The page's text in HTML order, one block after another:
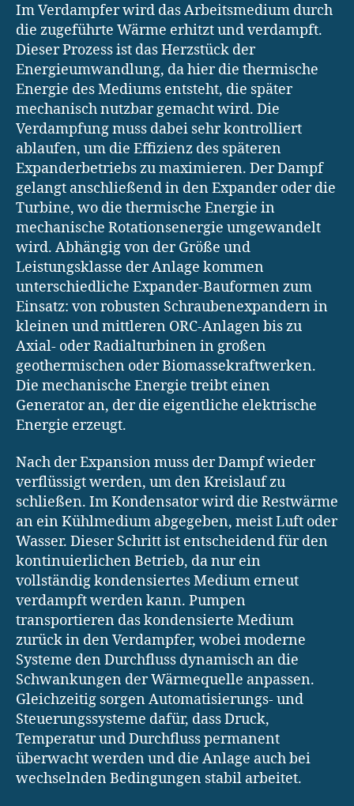
Im Verdampfer wird das Arbeitsmedium durch
die zugeführte Wärme erhitzt und verdampft.
Dieser Prozess ist das Herzstück der
Energieumwandlung, da hier die thermische
Energie des Mediums entsteht, die später
mechanisch nutzbar gemacht wird. Die
Verdampfung muss dabei sehr kontrolliert
ablaufen, um die Effizienz des späteren
Expanderbetriebs zu maximieren. Der Dampf
gelangt anschließend in den Expander oder die
Turbine, wo die thermische Energie in
mechanische Rotationsenergie umgewandelt
wird. Abhängig von der Größe und
Leistungsklasse der Anlage kommen
unterschiedliche Expander-Bauformen zum
Einsatz: von robusten Schraubenexpandern in
kleinen und mittleren ORC-Anlagen bis zu
Axial- oder Radialturbinen in großen
geothermischen oder Biomassekraftwerken.
Die mechanische Energie treibt einen
Generator an, der die eigentliche elektrische
Energie erzeugt.
Nach der Expansion muss der Dampf wieder
verflüssigt werden, um den Kreislauf zu
schließen. Im Kondensator wird die Restwärme
an ein Kühlmedium abgegeben, meist Luft oder
Wasser. Dieser Schritt ist entscheidend für den
kontinuierlichen Betrieb, da nur ein
vollständig kondensiertes Medium erneut
verdampft werden kann. Pumpen
transportieren das kondensierte Medium
zurück in den Verdampfer, wobei moderne
Systeme den Durchfluss dynamisch an die
Schwankungen der Wärmequelle anpassen.
Gleichzeitig sorgen Automatisierungs- und
Steuerungssysteme dafür, dass Druck,
Temperatur und Durchfluss permanent
überwacht werden und die Anlage auch bei
wechselnden Bedingungen stabil arbeitet.